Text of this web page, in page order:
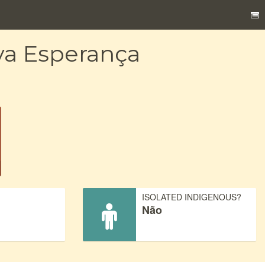
Esperança
ISOLATED INDIGENOUS?
Não